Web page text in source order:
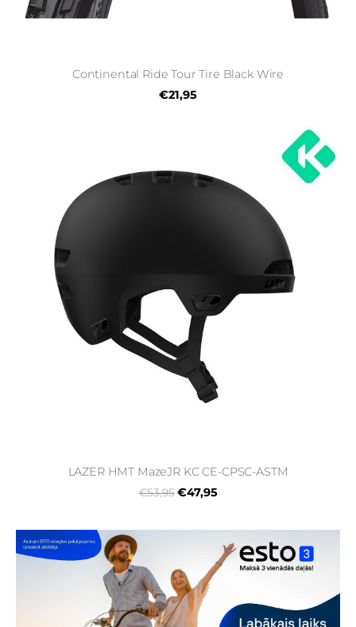
Continental Ride Tour Tire Black Wire
€21,95
LAZER HMT MazeJR KC CE-CPSC-ASTM
€53,95 €47,95